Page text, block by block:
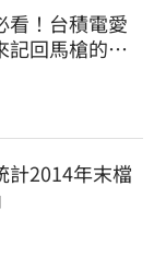
看！台積電愛
記回馬槍的故
計2014年末檔